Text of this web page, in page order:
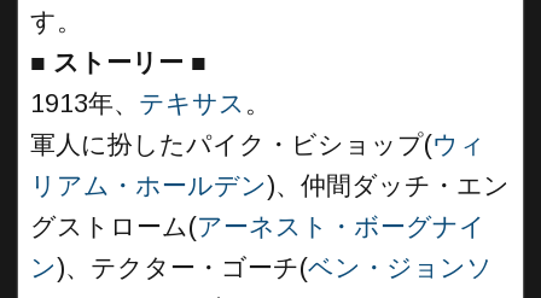
す。
■ ストーリー ■
1913年、 テキサス 。
軍人に扮したパイク・ビショップ(ウィ
リアム・ホールデン)、仲間ダッチ・エン
グストローム(アーネスト・ボーグナイ
ン)、テクター・ゴーチ(ベン・ジョンソ